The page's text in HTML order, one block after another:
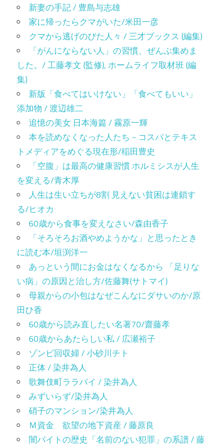
新妻の手記 / 豊島与志雄
家に帰ったらクマがいた/米田一彦
クマから逃げのびた人々 / 三才ブックス (編集)
「がんにならない人」の習慣、ぜんぶ集めま
した。/ 工藤孝文 (監修), ホームライフ取材班 (編
集)
新版「食べてはいけない」「食べてもいい」
添加物 / 渡辺雄二
追憶の美女 日本海篇 / 霧原一輝
本を読めなくなった人たち－コスパとテキス
トメディアをめぐる現在形/稲田豊史
「空腹」は最高の健康習慣 ホルミシスが人生
を変える/青木厚
人生は生い立ちが8割 見えない貧困は連鎖す
る/ヒオカ
60歳から食事を変えなさい/森由香子
「そろそろお酒やめようかな」と思ったとき
に読む本/垣渕洋一
あっという間にお金はなくなるから 「足りな
い病」の原因と治し方/佐藤舞(サトマイ)
母親からの小包はなぜこんなにダサいのか/原
田ひ香
60歳から読み直したい名著70/齋藤孝
60歳からあたらしい私 / 広瀬裕子
ゾンビ回収婦 / 小砂川チト
正体 / 染井為人
歌舞伎町ララバイ / 染井為人
みずいらず/染井為人
硝子のマンション/染井為人
Ｍ資金 欲望の地下資産 / 藤原良
闇バイトの歴史「名前のない犯罪」の系譜 / 藤